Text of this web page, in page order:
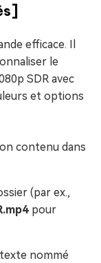
efficace. Il
le
SDR avec
et options
contenu dans
(par ex.,
pour
nommé